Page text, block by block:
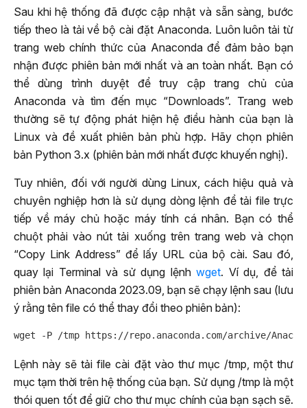
Sau khi hệ thống đã được cập nhật và sẵn sàng, bước
tiếp theo là tải về bộ cài đặt Anaconda. Luôn luôn tải từ
trang web chính thức của Anaconda để đảm bảo bạn
nhận được phiên bản mới nhất và an toàn nhất. Bạn có
thể dùng trình duyệt để truy cập trang chủ của
Anaconda và tìm đến mục “Downloads”. Trang web
thường sẽ tự động phát hiện hệ điều hành của bạn là
Linux và đề xuất phiên bản phù hợp. Hãy chọn phiên
bản Python 3.x (phiên bản mới nhất được khuyến nghị).
Tuy nhiên, đối với người dùng Linux, cách hiệu quả và
chuyên nghiệp hơn là sử dụng dòng lệnh để tải file trực
tiếp về máy chủ hoặc máy tính cá nhân. Bạn có thể
chuột phải vào nút tải xuống trên trang web và chọn
“Copy Link Address” để lấy URL của bộ cài. Sau đó,
quay lại Terminal và sử dụng lệnhwget. Ví dụ, để tải
phiên bản Anaconda 2023.09, bạn sẽ chạy lệnh sau (lưu
ý rằng tên file có thể thay đổi theo phiên bản):
Lệnh này sẽ tải file cài đặt vào thư mục /tmp, một thư
mục tạm thời trên hệ thống của bạn. Sử dụng /tmp là một
thói quen tốt để giữ cho thư mục chính của bạn sạch sẽ.